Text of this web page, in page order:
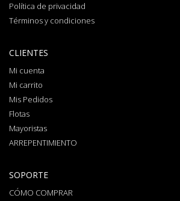
Política de privacidad
Términos y condiciones
CLIENTES
Mi cuenta
Mi carrito
Mis Pedidos
Flotas
Mayoristas
ARREPENTIMIENTO
SOPORTE
CÓMO COMPRAR